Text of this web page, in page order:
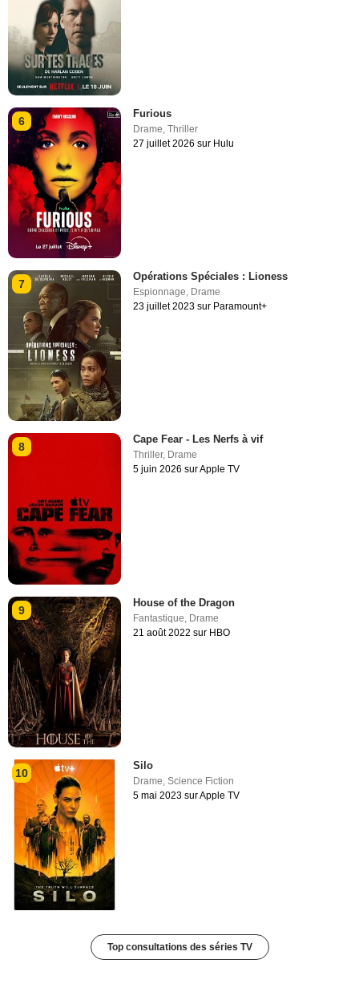
6
Furious
Drame,Thriller
27 juillet 2026 sur Hulu
7
Opérations Spéciales : Lioness
Espionnage, Drame
23 juillet 2023 sur Paramount+
8
Cape Fear - Les Nerfs à vif
Thriller, Drame
5 juin 2026 sur Apple TV
9
House of the Dragon
Fantastique Drame
21 août 2022 sur HBO
10
Silo
Drame,Science Fiction
5 mai 2023 sur Apple TV
Top consultations des séries TV